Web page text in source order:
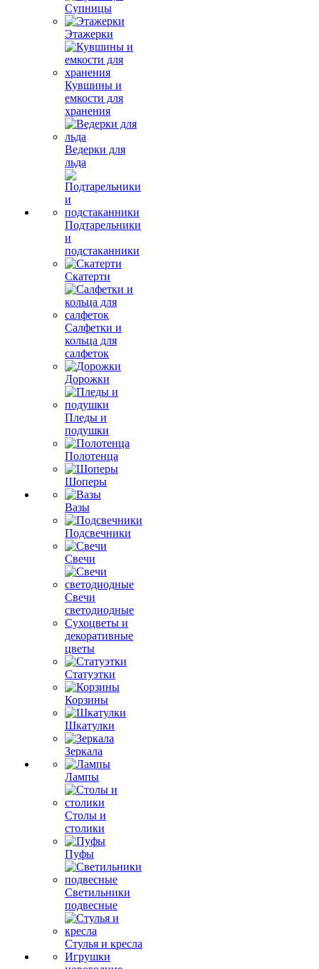
Супницы
Этажерки
Кувшины и
емкости для
хранения
Ведерки для
льда
Подтарельники
и
подстаканники
Скатерти
Салфетки и
кольца для
салфеток
Дорожки
Пледы и
подушки
Полотенца
Шоперы
Вазы
Подсвечники
Свечи
Свечи
светодиодные
Сухоцветы и
декоративные
цветы
Статуэтки
Корзины
Шкатулки
Зеркала
Лампы
Столы и
столики
Пуфы
Светильники
подвесные
Стулья и кресла
Игрушки